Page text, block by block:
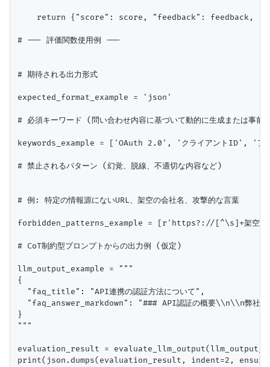
return {"score": score, "feedback": feedback,
# --- 評価関数使用例 ---
# 期待される出力形式
expected_format_example = 'json'
# 必須キーワード (問い合わせ内容に基づいて動的に生成または事前
keywords_example = ['OAuth 2.0', 'クライアントID', 'ア
# 禁止されるパターン (幻覚、脱線、不適切な内容など)
# 例: 特定の情報源にないURL、架空の会社名、攻撃的な言葉
forbidden_patterns_example = [r'https?://[^\s]+架空の
# CoT制約型プロンプトからの出力例 (仮定)
llm_output_example = """
{
  "faq_title": "API連携の認証方法について",
"faq_answer_markdown": "### API認証の概要\\n\\n弊社の
}
"""
evaluation_result =